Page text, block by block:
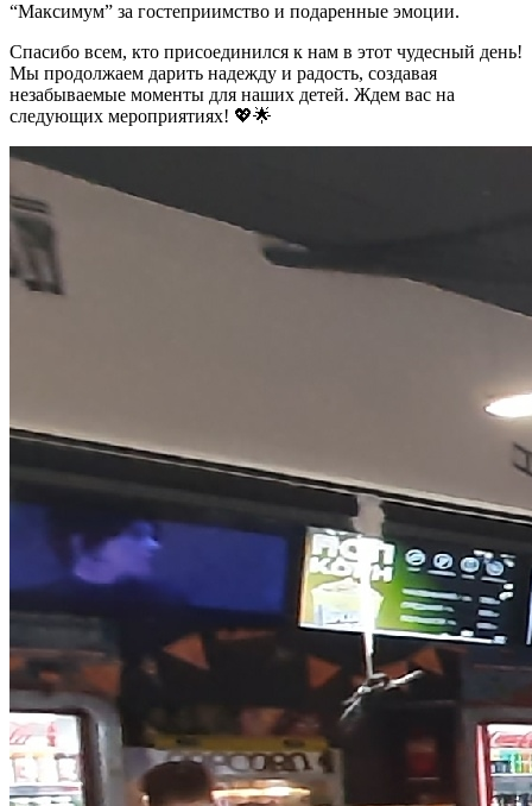
“Максимум” за гостеприимство и подаренные эмоции.
Спасибо всем, кто присоединился к нам в этот чудесный день!
Мы продолжаем дарить надежду и радость, создавая
незабываемые моменты для наших детей. Ждем вас на
следующих мероприятиях! 💖🌟